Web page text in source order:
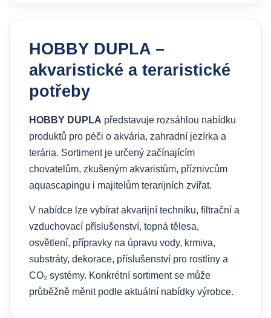
HOBBY DUPLA –
akvaristické a teraristické
potřeby
HOBBY DUPLA představuje rozsáhlou nabídku
produktů pro péči o akvária, zahradní jezírka a
terária. Sortiment je určený začínajícím
chovatelům, zkušeným akvaristům, příznivcům
aquascapingu i majitelům terarijních zvířat.
V nabídce lze vybírat akvarijní techniku, filtrační a
vzduchovací příslušenství, topná tělesa,
osvětlení, přípravky na úpravu vody, krmiva,
substráty, dekorace, příslušenství pro rostliny a
CO₂ systémy. Konkrétní sortiment se může
průběžně měnit podle aktuální nabídky výrobce.